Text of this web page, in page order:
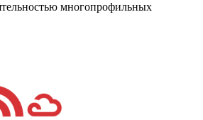
многопрофильных